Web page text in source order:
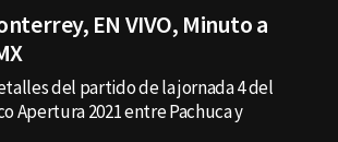
EN VIVO, Minuto a
del partido de la jornada 4 del
Apertura 2021 entre Pachuca y